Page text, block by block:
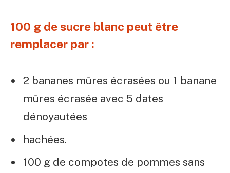
100 g de sucre blanc peut être
remplacer par :
2 bananes mûres écrasées ou 1 banane
mûres écrasée avec 5 dates
dénoyautées
hachées.
100 g de compotes de pommes sans